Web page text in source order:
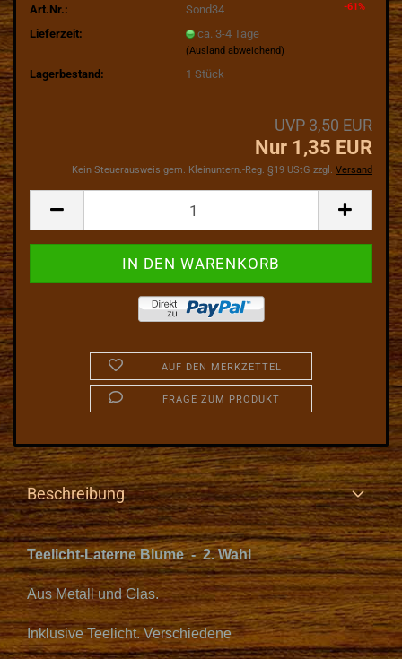
-61%
Art.Nr.:
Sond34
Lieferzeit:
ca. 3-4 Tage
(Ausland abweichend)
Lagerbestand: 1Stück
UVP 3,50 EUR
Nur 1,35 EUR
Kein Steuerausweis gem. Kleinuntern.-Reg. §19 UStG zzgl. Versand
AUF DEN MERKZETTEL
FRAGE ZUM PRODUKT
Beschreibung
Teelicht-Laterne Blume - 2. Wahl
Aus Metall und Glas.
Inklusive Teelicht. Verschiedene